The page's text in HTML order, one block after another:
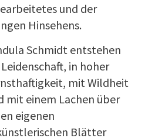
und der
Hinsehens.
Schmidt entstehen
in hoher
mit Wildheit
mit einem Lachen über
eigenen
Blätter